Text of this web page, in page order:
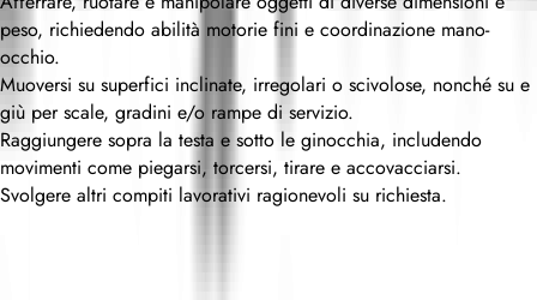
peso, richiedendo abilità motorie fini e coordinazione mano-
occhio.
Muoversi su superfici inclinate, irregolari o scivolose, nonché su e
giù per scale, gradini e/o rampe di servizio.
Raggiungere sopra la testa e sotto le ginocchia, includendo
movimenti come piegarsi, torcersi, tirare e accovacciarsi.
Svolgere altri compiti lavorativi ragionevoli su richiesta.